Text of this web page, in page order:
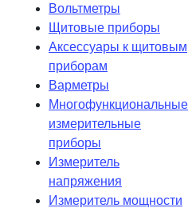
Вольтметры
Щитовые приборы
Аксессуары к щитовым
приборам
Варметры
Многофункциональные
измерительные
приборы
Измеритель
напряжения
Измеритель мощности